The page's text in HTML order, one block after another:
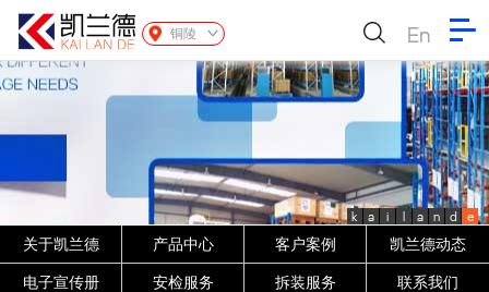
铜陵 En
k a i l a n d e
关于凯兰德 产品中心 客户案例 凯兰德动态
电子宣传册 安检服务 拆装服务 联系我们